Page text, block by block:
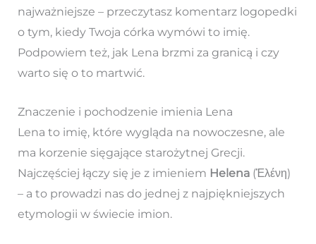
najważniejsze – przeczytasz komentarz logopedki
o tym, kiedy Twoja córka wymówi to imię.
Podpowiem też, jak Lena brzmi za granicą i czy
warto się o to martwić.
Znaczenie i pochodzenie imienia Lena
Lena to imię, które wygląda na nowoczesne, ale
ma korzenie sięgające starożytnej Grecji.
Najczęściej łączy się je z imieniem Helena(Ἑλένη)
– a to prowadzi nas do jednej z najpiękniejszych
etymologii w świecie imion.